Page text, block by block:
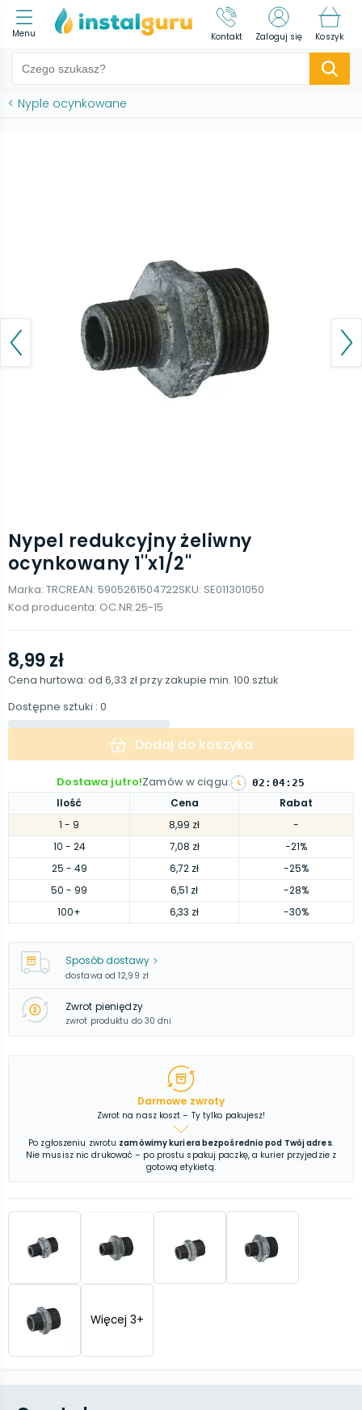
Menu Kontakt Zaloguj się Koszyk
< Nyple ocynkowane
Nypel redukcyjny żeliwny
ocynkowany 1''x1/2''
Marka: TRCREAN: 5905261504722SKU: SE011301050
Kod producenta: OC.NR.25-15
Ilość Cena
Rabat
1 - 9 8,99 zł
-
10 - 24 7,08 zł
-21%
25 - 49 6,72 zł
-25%
50 - 99 6,51 zł
-28%
100+ 6,33 zł -30%
8,99 zł
Cena hurtowa: od 6,33 złprzy zakupie min. 100 sztuk
Dostępne sztuki : 0
Dodaj do koszyka
Dostawa jutro!Zamów w ciągu: 02 : 04:24
Sposób dostawy
dostawa od 12,99 zł
Zwrot pieniędzy
zwrot produktu do 30 dni
Darmowe zwroty
Zwrot na nasz koszt – Ty tylko pakujesz!
Po zgłoszeniu zwrotu zamówimy kuriera bezpośrednio pod Twój adres.
Nie musisz nic drukować – po prostu spakuj paczkę, a kurier przyjedzie z
gotową etykietą.
Więcej 3+